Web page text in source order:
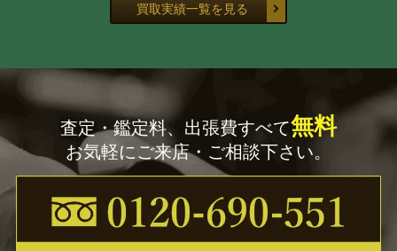
買取実績一覧を見る
査定・鑑定料、出張費すべて無料
お気軽にご来店・ご相談下さい。